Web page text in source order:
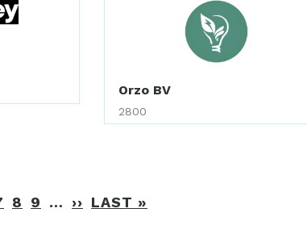
Orzo BV
2800
8 9 … ›› VOLGENDE
LAST »